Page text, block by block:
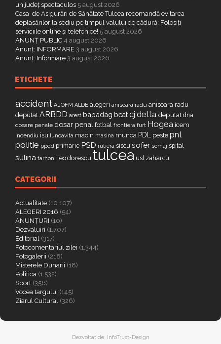
un județ spectaculos 5 august 2026
Casa de Asigurări de Sănătate Tulcea recomandă evitarea
deplasărilor la sediu pe timpul valului de cădură: Folosiți
serviciile online și telefonice! 5 august 2026
ANUNȚ PUBLIC 4 august 2026
Anunț: INFORMARE 3 august 2026
Anunț: Informare 3 august 2026
ETICHETE
accident AJOFM ALDE alegeri anisoara radu anisoara radu
deputat ARBDD arest babadag beatcj delta deputat dna
dosare penale dosar penal fotbal frontiera furt Hogea icem
incendiu isu luncavita macin masina munca PDL peste pnl
politie ppdd primarie PSD rutiera siscu sofer somaj spital
sulina tarhon Teodorescu tulcea usl zaharcu
CATEGORII
Actualitate (10.107)
ALEGERI 2016 (54)
ANUNȚURI (10)
Dezvaluiri (1.707)
Editorial (317)
Fotocomentariul zilei (1.344)
Fotogalerii (218)
Misterele Dunarii (18)
Politica (1.532)
Sport (356)
Vocea targului (145)
Ziarul Cultural (326)
Dezvoltat de: InfoTrust-Design